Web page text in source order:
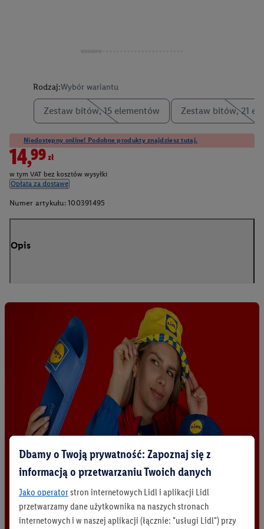
Rodzaj:Wybór wariantu
Zestaw bitów, 15 elementów Zestaw bitów, 21
Niedostępny online! Podobne produkty znajdziesz tutaj.
14,99zł
w tym VAT bez kosztów wysyłki
Opłata za dostawę
Numer artykułu: 100391495
Opis
Dbamy o Twoją prywatność: Zapoznaj się z
informacją o przetwarzaniu Twoich danych
Jako operatorstron internetowych Lidl i aplikacji Lidl
przetwarzamy dane użytkownika na naszych stronach
internetowych i w naszej aplikacji (łącznie: "usługi Lidl") przy